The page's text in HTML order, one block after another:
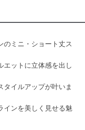
のミニ・ショート丈ス
エットに立体感を出し
タイルアップが叶いま
インを美しく見せる魅